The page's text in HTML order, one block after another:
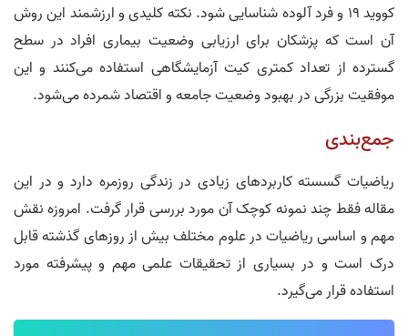
کووید 19 و فرد آلوده شناسایی شود. نکته کلیدی و ارزشمند این روش
آن است که پزشکان برای ارزیابی وضعیت بیماری افراد در سطح
گسترده از تعداد کمتری کیت­ آزمایشگاهی استفاده می­‌کنند و این
موفقیت بزرگی در بهبود وضعیت جامعه و اقتصاد شمرده می­‌شود.
جمع‌بندی
ریاضیات گسسته کاربردهای زیادی در زندگی روزمره دارد و در این
مقاله فقط چند نمونه کوچک آن مورد بررسی قرار گرفت. امروزه نقش
مهم و اساسی ریاضیات در علوم مختلف بیش از روزهای گذشته قابل
درک است و در بسیاری از تحقیقات علمی مهم و پیشرفته مورد
استفاده قرار می­‌گیرد.